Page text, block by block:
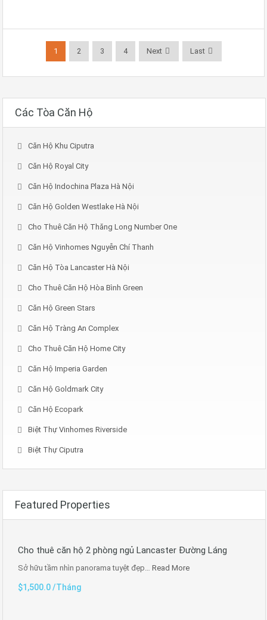
1 2 3 4 Next Last
Các Tòa Căn Hộ
Căn Hộ Khu Ciputra
Căn Hộ Royal City
Căn Hộ Indochina Plaza Hà Nội
Căn Hộ Golden Westlake Hà Nội
Cho Thuê Căn Hộ Thăng Long Number One
Căn Hộ Vinhomes Nguyễn Chí Thanh
Căn Hộ Tòa Lancaster Hà Nội
Cho Thuê Căn Hộ Hòa Bình Green
Căn Hộ Green Stars
Căn Hộ Tràng An Complex
Cho Thuê Căn Hộ Home City
Căn Hộ Imperia Garden
Căn Hộ Goldmark City
Căn Hộ Ecopark
Biệt Thự Vinhomes Riverside
Biệt Thự Ciputra
Featured Properties
Cho thuê căn hộ 2 phòng ngủ Lancaster Đường Láng
Sở hữu tầm nhìn panorama tuyệt đẹp… Read More
$1,500.0 /Tháng